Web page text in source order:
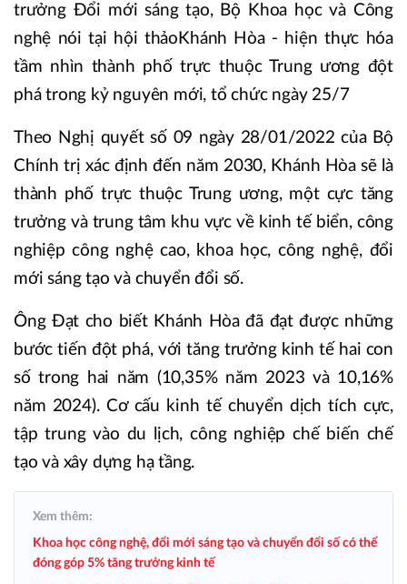
trưởng Đổi mới sáng tạo, Bộ Khoa học và Công
nghệ nói tại hội thảo Khánh Hòa - hiện thực hóa
tầm nhìn thành phố trực thuộc Trung ương đột
phá trong kỷ nguyên mới, tổ chức ngày 25/7
Theo Nghị quyết số 09 ngày 28/01/2022 của Bộ
Chính trị xác định đến năm 2030, Khánh Hòa sẽ là
thành phố trực thuộc Trung ương, một cực tăng
trưởng và trung tâm khu vực về kinh tế biển, công
nghiệp công nghệ cao, khoa học, công nghệ, đổi
mới sáng tạo và chuyển đổi số.
Ông Đạt cho biết Khánh Hòa đã đạt được những
bước tiến đột phá, với tăng trưởng kinh tế hai con
số trong hai năm (10,35% năm 2023 và 10,16%
năm 2024). Cơ cấu kinh tế chuyển dịch tích cực,
tập trung vào du lịch, công nghiệp chế biến chế
tạo và xây dựng hạ tầng.
Xem thêm:
Khoa học công nghệ, đổi mới sáng tạo và chuyển đổi số có thể
đóng góp 5% tăng trưởng kinh tế